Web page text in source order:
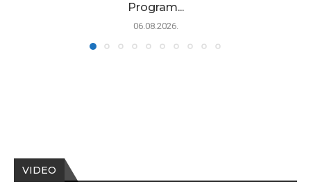
Program...
06.08.2026.
VIDEO